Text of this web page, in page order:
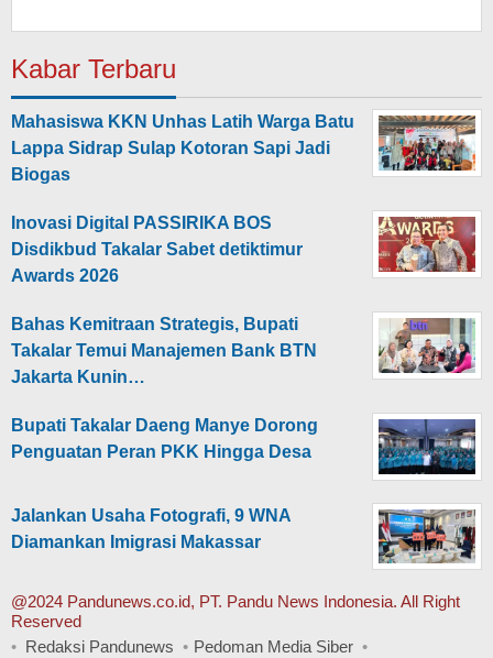
Kabar Terbaru
Mahasiswa KKN Unhas Latih Warga Batu
Lappa Sidrap Sulap Kotoran Sapi Jadi
Biogas
Inovasi Digital PASSIRIKA BOS
Disdikbud Takalar Sabet detiktimur
Awards 2026
Bahas Kemitraan Strategis, Bupati
Takalar Temui Manajemen Bank BTN
Jakarta Kunin…
Bupati Takalar Daeng Manye Dorong
Penguatan Peran PKK Hingga Desa
Jalankan Usaha Fotografi, 9 WNA
Diamankan Imigrasi Makassar
@2024 Pandunews.co.id, PT. Pandu News Indonesia. All Right
Reserved
Redaksi Pandunews
Pedoman Media Siber